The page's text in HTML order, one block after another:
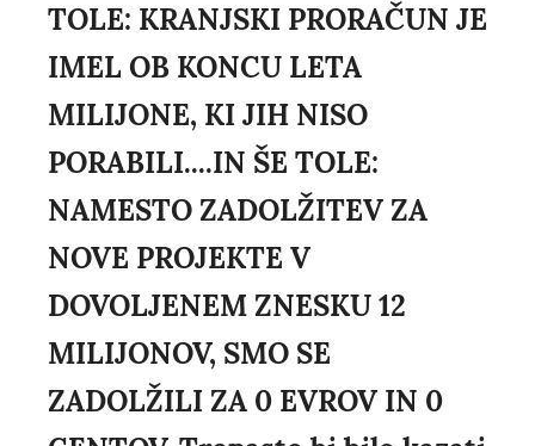
TOLE: KRANJSKI PRORAČUN JE
IMEL OB KONCU LETA
MILIJONE, KI JIH NISO
PORABILI....IN ŠE TOLE:
NAMESTO ZADOLŽITEV ZA
NOVE PROJEKTE V
DOVOLJENEM ZNESKU 12
MILIJONOV, SMO SE
ZADOLŽILI ZA 0 EVROV IN 0